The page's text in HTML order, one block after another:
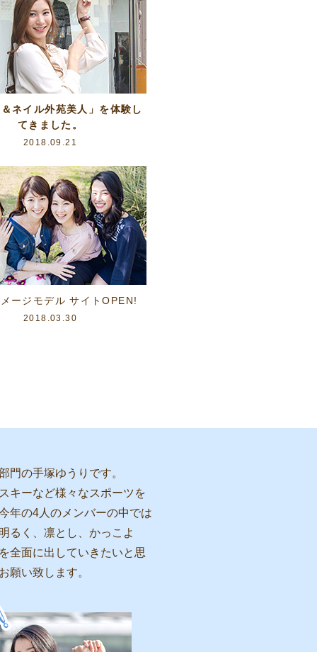
ネイル外苑美人」を体験し
てきました。
2018.09.21
ージモデル サイトOPEN!
2018.03.30
門の手塚ゆうりです。
キーなど様々なスポーツを
年の4人のメンバーの中では
るく、凛とし、かっこよ
全面に出していきたいと思
願い致します。